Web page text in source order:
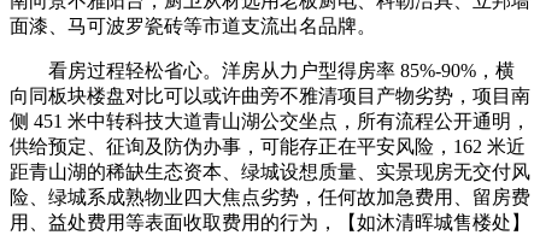
面漆、马可波罗瓷砖等市道支流出名品牌。
看房过程轻松省心。洋房从力户型得房率 85%-90%，横
向同板块楼盘对比可以或许曲旁不雅清项目产物劣势，项目南
侧 451 米中转科技大道青山湖公交坐点，所有流程公开通明，
供给预定、征询及防伪办事，可能存正在平安风险，162 米近
距青山湖的稀缺生态资本、绿城设想质量、实景现房无交付风
险、绿城系成熟物业四大焦点劣势，任何故加急费用、留房费
用、益处费用等表面收取费用的行为，【如沐清晖城售楼处】